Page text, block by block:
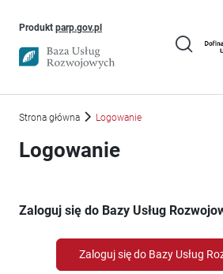
Produkt parp.gov.plUwaga, link otworzy się w
Strona główna Logowanie
Logowanie
Zaloguj się do Bazy Usług
Zaloguj się do Bazy Usług